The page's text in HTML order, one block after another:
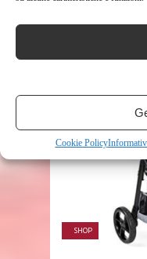
Cookie Policy
SHOP